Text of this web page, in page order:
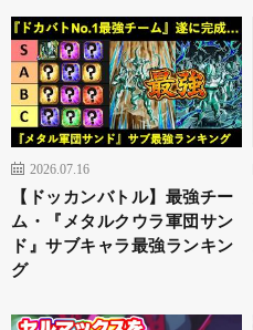
2026.07.16
【ドッカンバトル】最強チー
ム・『メタルクウラ軍団サン
ド』サブキャラ最強ランキン
グ